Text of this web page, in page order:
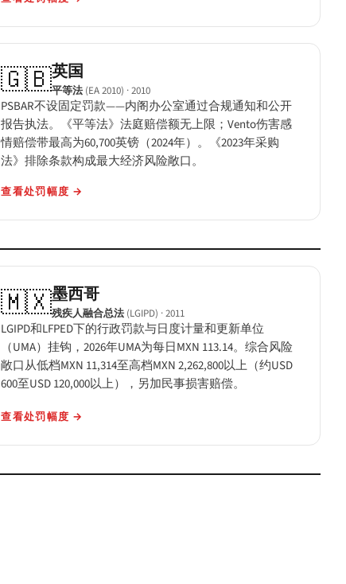
🇬🇧英国
平等法 (EA 2010) · 2010
PSBAR不设固定罚款——内阁办公室通过合规通知和公开
报告执法。《平等法》法庭赔偿额无上限；Vento伤害感
情赔偿带最高为60,700英镑（2024年）。《2023年采购
法》排除条款构成最大经济风险敞口。
查看处罚幅度 →
🇲🇽墨西哥
残疾人融合总法 (LGIPD) · 2011
LGIPD和LFPED下的行政罚款与日度计量和更新单位
（UMA）挂钩，2026年UMA为每日MXN 113.14。综合风险
敞口从低档MXN 11,314至高档MXN 2,262,800以上（约USD
600至USD 120,000以上），另加民事损害赔偿。
查看处罚幅度 →